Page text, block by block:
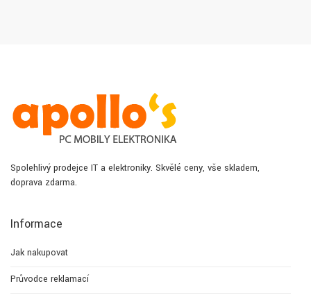
Spolehlivý prodejce IT a elektroniky. Skvělé ceny, vše skladem,
doprava zdarma.
Informace
Jak nakupovat
Průvodce reklamací